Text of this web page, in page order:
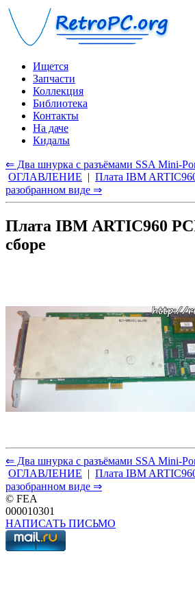
Ищется
Запчасти
Коллекция
Библиотека
Контакты
На даче
Кидалы
⇐ Два шнурка с разъёмами SSA Mini-
ОГЛАВЛЕНИЕ | Плата IBM
разобранном виде ⇒
Плата IBM ARTIC960
сборе
⇐ Два шнурка с разъёмами SSA Mini-
ОГЛАВЛЕНИЕ | Плата IBM
разобранном виде ⇒
© FEA
000010301
НАПИСАТЬ ПИСЬМО